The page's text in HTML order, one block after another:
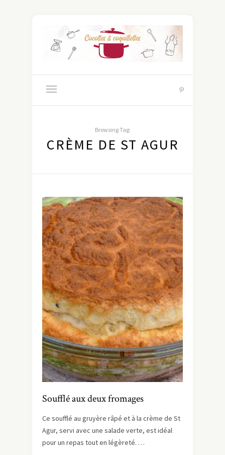
Browsing Tag:
CRÈME DE ST AGUR
Soufflé aux deux fromages
Ce soufflé au gruyère râpé et à la crème de St
Agur, servi avec une salade verte, est idéal
pour un repas tout en légèreté. …